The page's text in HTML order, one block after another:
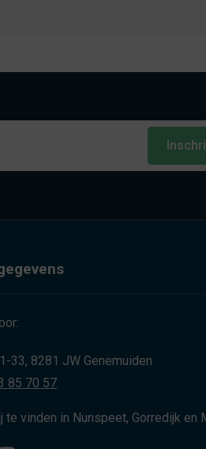
33, 8281 JW Genemuiden
85 70 57
te vinden in Nunspeet, Gorredijk en